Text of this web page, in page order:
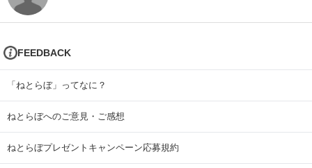
FEEDBACK
「ねとらぼ」ってなに？
ねとらぼへのご意見・ご感想
ねとらぼプレゼントキャンペーン応募規約